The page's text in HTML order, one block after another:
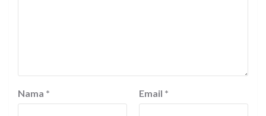
Nama * Email *